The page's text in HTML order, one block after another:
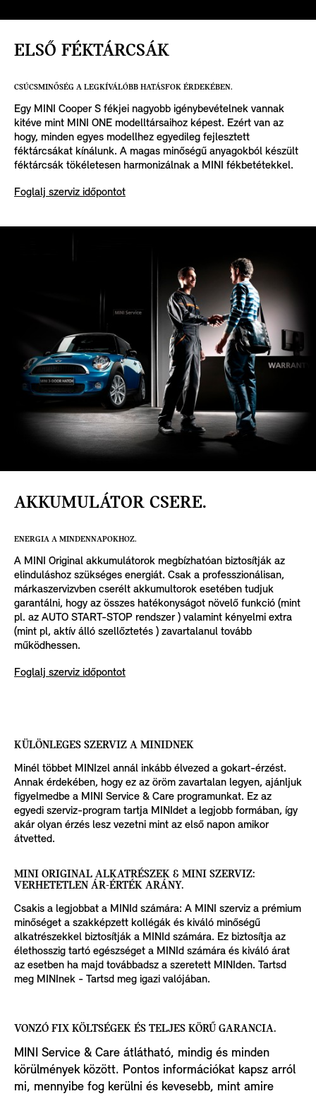
ELSŐ FÉKTÁRCSÁK
CSÚCSMINŐSÉG A LEGKÍVÁLÓBB HATÁSFOK ÉRDEKÉBEN.
Egy MINI Cooper S fékjei nagyobb igénybevételnek vannak
kitéve mint MINI ONE modelltársaihoz képest. Ezért van az
hogy, minden egyes modellhez egyedileg fejlesztett
féktárcsákat kínálunk. A magas minőségű anyagokból készült
féktárcsák tökéletesen harmonizálnak a MINI fékbetétekkel.
Foglalj szerviz időpontot
AKKUMULÁTOR CSERE.
ENERGIA A MINDENNAPOKHOZ.
A MINI Original akkumulátorok megbízhatóan biztosítják az
elinduláshoz szükséges energiát. Csak a professzionálisan,
márkaszervizvben cserélt akkumultorok esetében tudjuk
garantálni, hogy az összes hatékonyságot növelő funkció (mint
pl. az AUTO START-STOP rendszer ) valamint kényelmi extra
(mint pl, aktív álló szellőztetés ) zavartalanul tovább
működhessen.
Foglalj szerviz időpontot
KÜLÖNLEGES SZERVIZ A MINIDNEK
Minél többet MINIzel annál inkább élvezed a gokart-érzést.
Annak érdekében, hogy ez az öröm zavartalan legyen, ajánljuk
figyelmedbe a MINI Service & Care programunkat. Ez az
egyedi szerviz-program tartja MINIdet a legjobb formában, így
akár olyan érzés lesz vezetni mint az első napon amikor
átvetted.
MINI ORIGINAL ALKATRÉSZEK & MINI SZERVIZ:
VERHETETLEN ÁR-ÉRTÉK ARÁNY.
Csakis a legjobbat a MINId számára: A MINI szerviz a prémium
minőséget a szakképzett kollégák és kiváló minőségű
alkatrészekkel biztosítják a MINId számára. Ez biztosítja az
élethosszig tartó egészséget a MINId számára és kiváló árat
az esetben ha majd továbbadsz a szeretett MINIden. Tartsd
meg MINInek - Tartsd meg igazi valójában.
VONZÓ FIX KÖLTSÉGEK ÉS TELJES KÖRŰ GARANCIA.
MINI Service & Care átlátható, mindig és minden
körülmények között. Pontos információkat kapsz arról
mi, mennyibe fog kerülni és kevesebb, mint amire